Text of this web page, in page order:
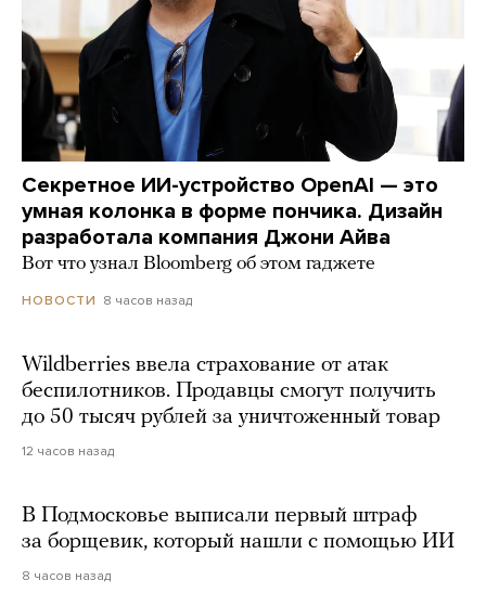
Секретное ИИ-устройство OpenAI — это
умная колонка в форме пончика. Дизайн
разработала компания Джони Айва
Вот что узнал Bloomberg об этом гаджете
НОВОСТИ 8 часов назад
Wildberries ввела страхование от атак
беспилотников. Продавцы смогут получить
до 50 тысяч рублей за уничтоженный товар
12 часов назад
В Подмосковье выписали первый штраф
за борщевик, который нашли с помощью ИИ
8 часов назад